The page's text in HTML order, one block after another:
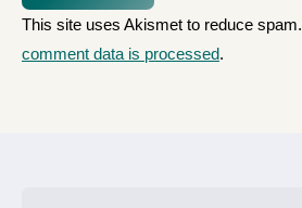
This site uses Akismet to reduce spam.
comment data is processed.